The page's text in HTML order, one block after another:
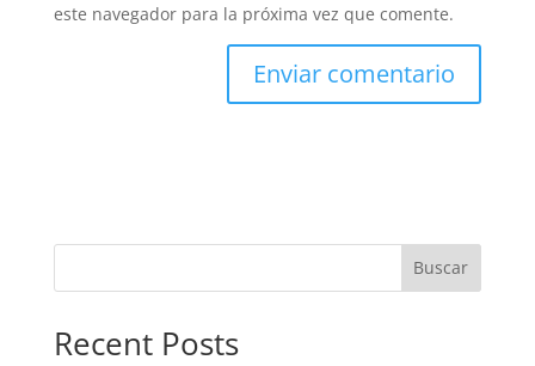
este navegador para la próxima vez que comente.
Buscar
Recent Posts